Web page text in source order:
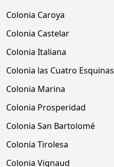
Colonia Caroya
Colonia Castelar
Colonia Italiana
Colonia las Cuatro Esquinas
Colonia Marina
Colonia Prosperidad
Colonia San Bartolomé
Colonia Tirolesa
Colonia Vignaud